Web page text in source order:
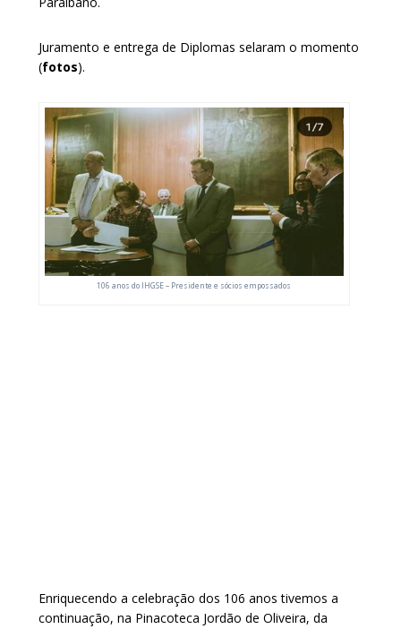
Juramento e entrega de Diplomas selaram o momento
(fotos).
106 anos do IHGSE – Presidente e sócios empossados
Enriquecendo a celebração dos 106 anos tivemos a
continuação, na Pinacoteca Jordão de Oliveira, da